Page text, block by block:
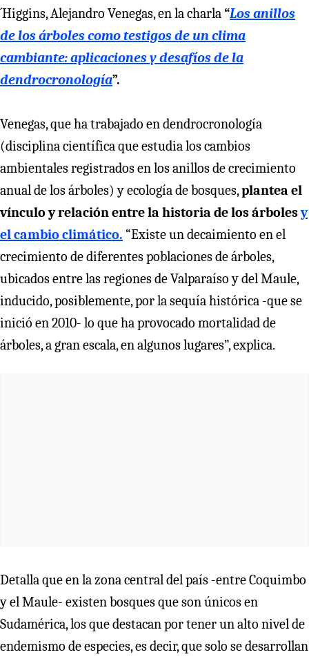
´Higgins, Alejandro Venegas, en la charla“Los anillos
de los árboles como testigos de un clima
cambiante: aplicaciones y desafíos de la
dendrocronología”.
Venegas, que ha trabajado en dendrocronología
(disciplina científica que estudia los cambios
ambientales registrados en los anillos de crecimiento
anual de los árboles) y ecología de bosques,plantea el
vínculo y relación entre la historia de los árbolesy
el cambio climático. “Existe un decaimiento en el
crecimiento de diferentes poblaciones de árboles,
ubicados entre las regiones de Valparaíso y del Maule,
inducido, posiblemente, por la sequía histórica -que se
inició en 2010- lo que ha provocado mortalidad de
árboles, a gran escala, en algunos lugares”, explica.
Detalla que en la zona central del país -entre Coquimbo
y el Maule- existen bosques que son únicos en
Sudamérica, los que destacan por tener un alto nivel de
endemismo de especies, es decir, que solo se desarrollan